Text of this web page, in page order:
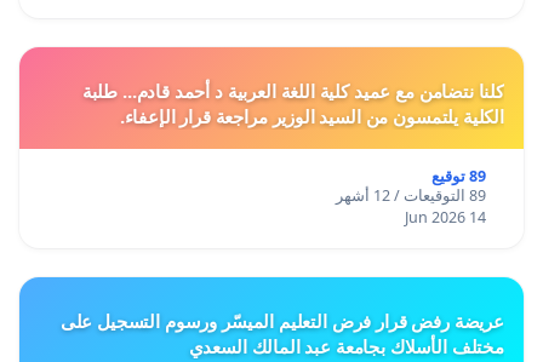
كلنا نتضامن مع عميد كلية اللغة العربية د أحمد قادم... طلبة
الكلية يلتمسون من السيد الوزير مراجعة قرار الإعفاء.
89 توقيع
89 التوقيعات / 12 أشهر
14 Jun 2026
عريضة رفض قرار فرض التعليم الميسّر ورسوم التسجيل على
مختلف الأسلاك بجامعة عبد المالك السعدي